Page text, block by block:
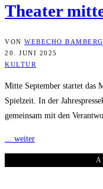
Thea­ter
VON WEBECHO BAMBERG
20. JUNI 2025
KULTUR
Mitte September startet das
Spielzeit. In der
gemeinsam mit den
... weiter